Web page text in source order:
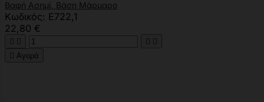
Βαφή Ασημί, Βάση Μάρμαρο
Κωδικός: Ε722,1
22,80 €
   
 Αγορά